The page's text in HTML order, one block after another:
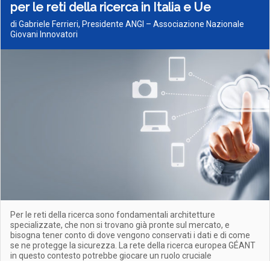
per le reti della ricerca in Italia e Ue
di Gabriele Ferrieri, Presidente ANGI – Associazione Nazionale
Giovani Innovatori
Per le reti della ricerca sono fondamentali architetture
specializzate, che non si trovano già pronte sul mercato, e
bisogna tener conto di dove vengono conservati i dati e di come
se ne protegge la sicurezza. La rete della ricerca europea GÉANT
in questo contesto potrebbe giocare un ruolo cruciale